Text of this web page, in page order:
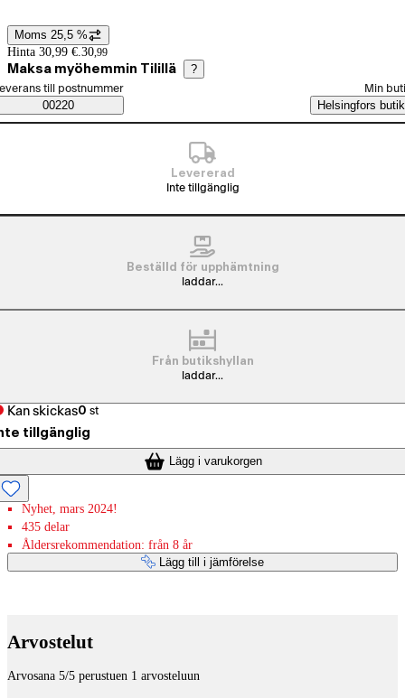
Prisinformation
Moms 25,5 %
Hinta 30,99 €. 30,99
Maksa myöhemmin Tilillä ?
Saatavuustiedot
beställningssätt
till postnummer
00220
Min
Helsingfors butik
Levererad
Inte tillgänglig
Beställd för upphämtning
laddar...
Från butikshyllan
laddar...
Kan skickas0 st
tillgänglig
Lägg i varukorgen
Nyhet, mars 2024!
435 delar
Åldersrekommendation: från 8 år
Lägg till i jämförelse
Arvostelut
Arvosana 5/5 perustuen 1 arvosteluun